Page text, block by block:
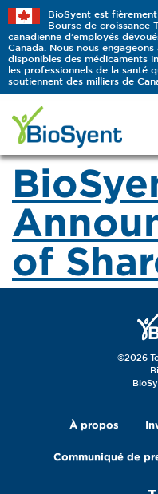
BioSyent est
Bourse de croissance
canadienne d’employés
Canada. Nous nous
disponibles des médicaments
les professionnels de la santé
soutiennent des milliers de
of
©2026
À propos
Communiqué de